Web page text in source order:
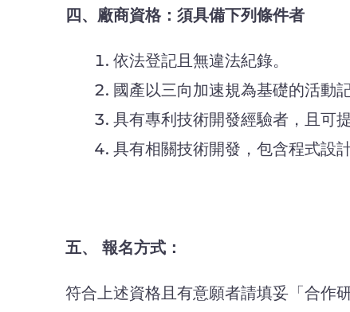
四、廠商資格：須具備下列條件者
依法登記且無違法紀錄。
國產以三向加速規為基礎的活動
具有專利技術開發經驗者，且可
具有相關技術開發，包含程式設
五、 報名方式：
符合上述資格且有意願者請填妥「合作